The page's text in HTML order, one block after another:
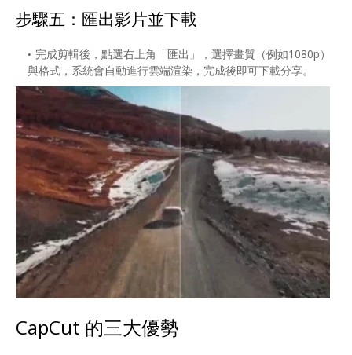
步驟五：匯出影片並下載
完成剪輯後，點選右上角「匯出」，選擇畫質（例如1080p）
與格式，系統會自動進行雲端渲染，完成後即可下載分享。
CapCut 的三大優勢